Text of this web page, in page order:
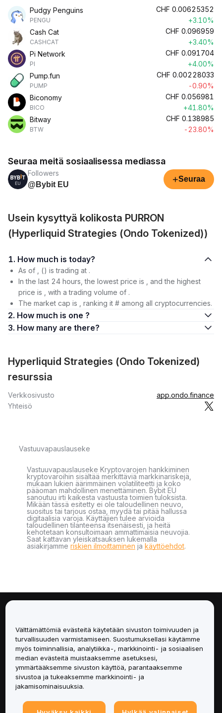
Pudgy Penguins
PENGU
CHF 0.00625352
+3.10%
Cash Cat
CASHCAT
CHF 0.096959
+3.40%
Pi Network
PI
CHF 0.091704
+4.00%
Pump.fun
PUMP
CHF 0.00228033
-0.90%
Biconomy
BICO
CHF 0.056981
+41.80%
Bitway
BTW
CHF 0.138985
-23.80%
Seuraa meitä sosiaalisessa mediassa
Followers
@Bybit EU
+Seuraa
Usein kysyttyä kolikosta PURRON
(Hyperliquid Strategies (Ondo Tokenized))
1. How much is today?
As of , () is trading at .
In the last 24 hours, the lowest price is , and the highest
price is , with a trading volume of .
The market cap is , ranking it # among all cryptocurrencies.
2. How much is one ?
3. How many are there?
Hyperliquid Strategies (Ondo Tokenized)
resurssia
Verkkosivusto
app.ondo.finance
Yhteisö
Vastuuvapauslauseke
Vastuuvapauslauseke Kryptovarojen hankkiminen
kryptovaroihin sisältää merkittäviä markkinariskejä,
mukaan lukien äärimmäinen volatiliteetti ja koko
pääoman mahdollinen menettäminen. Bybit EU
sanoutuu irti kaikesta vastuusta toimien tuloksista.
Mikään tässä esitetty ei ole taloudellinen neuvo,
suositus tai tarjous ostaa, myydä tai pitää hallussa
digitaalisia varoja. Käyttäjien tulee arvioida
taloudellinen tilanteensa itsenäisesti, ja heitä
kehotetaan konsultoimaan ammattimaisia neuvojia.
Saat kattavan yleiskatsauksen lukemalla
asiakirjamme riskien ilmoittaminen ja käyttöehdot.
Palvelut
Tuki
Tuotteet
Välttämättömiä evästeitä käytetään sivuston toimivuuden ja
turvallisuuden varmistamiseen. Suostumuksellasi käytämme
myös toiminnallisia, analytiikka-, markkinointi- ja sosiaalisen
median evästeitä muistaaksemme asetuksesi,
ymmärtääksemme sivuston käyttöä, parantaaksemme
sivustoa ja tukeaksemme markkinointi- ja
jakamisominaisuuksia.